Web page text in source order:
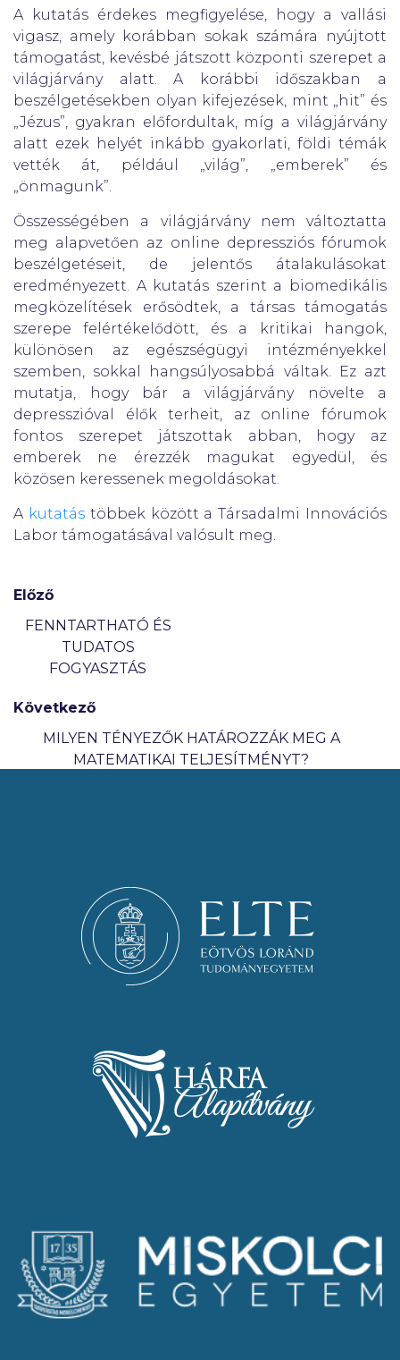
A kutatás érdekes megfigyelése, hogy a vallási
vigasz, amely korábban sokak számára nyújtott
támogatást, kevésbé játszott központi szerepet a
világjárvány alatt. A korábbi időszakban a
beszélgetésekben olyan kifejezések, mint „hit” és
„Jézus”, gyakran előfordultak, míg a világjárvány
alatt ezek helyét inkább gyakorlati, földi témák
vették át, például „világ”, „emberek” és
„önmagunk”.
Összességében a világjárvány nem változtatta
meg alapvetően az online depressziós fórumok
beszélgetéseit, de jelentős átalakulásokat
eredményezett. A kutatás szerint a biomedikális
megközelítések erősödtek, a társas támogatás
szerepe felértékelődött, és a kritikai hangok,
különösen az egészségügyi intézményekkel
szemben, sokkal hangsúlyosabbá váltak. Ez azt
mutatja, hogy bár a világjárvány növelte a
depresszióval élők terheit, az online fórumok
fontos szerepet játszottak abban, hogy az
emberek ne érezzék magukat egyedül, és
közösen keressenek megoldásokat.
A kutatástöbbek között a Társadalmi Innovációs
Labor támogatásával valósult meg.
Előző
FENNTARTHATÓ ÉS
TUDATOS
FOGYASZTÁS
Következő
MILYEN TÉNYEZŐK HATÁROZZÁK MEG A
MATEMATIKAI TELJESÍTMÉNYT?